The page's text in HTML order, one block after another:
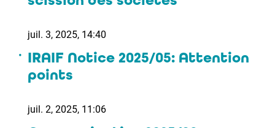
juil. 3, 2025, 14:40
IRAIF Notice 2025/05: Attention
points
juil. 2, 2025, 11:06